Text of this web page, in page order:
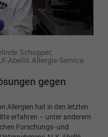
Schopper,
Abelló Allergie-Service
gegen
Allergien hat in den letzten
erfahren – unter anderem
Forschungs- und